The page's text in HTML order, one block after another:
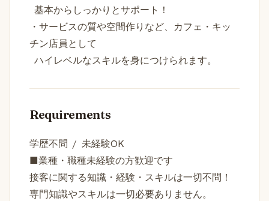
基本からしっかりとサポート！
・サービスの質や空間作りなど、カフェ・キッ
チン店員として
ハイレベルなスキルを身につけられます。
Requirements
学歴不問 / 未経験OK
■業種・職種未経験の方歓迎です
接客に関する知識・経験・スキルは一切不問！
専門知識やスキルは一切必要ありません。